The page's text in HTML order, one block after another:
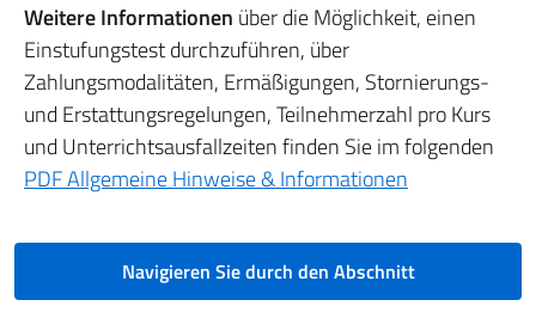
Weitere Informationen über die Möglichkeit, einen
Einstufungstest durchzuführen, über
Zahlungsmodalitäten, Ermäßigungen, Stornierungs-
und Erstattungsregelungen, Teilnehmerzahl pro Kurs
und Unterrichtsausfallzeiten finden Sie im folgenden
PDF Allgemeine Hinweise & Informationen
Navigieren Sie durch den Abschnitt